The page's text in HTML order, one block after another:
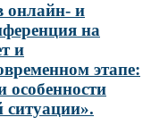
онлайн- и
на
и
этапе:
особенности
ситуации».